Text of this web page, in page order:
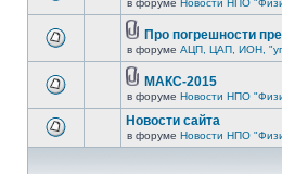
в форуме Новости НПО
Про погрешности
в форуме АЦП, ЦАП, ИОН,
МАКС-2015
в форуме Новости НПО
Новости сайта
в форуме Новости НПО